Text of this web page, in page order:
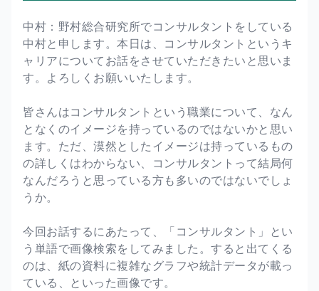
中村：野村総合研究所でコンサルタントをしている
中村と申します。本日は、コンサルタントというキ
ャリアについてお話をさせていただきたいと思いま
す。よろしくお願いいたします。
皆さんはコンサルタントという職業について、なん
となくのイメージを持っているのではないかと思い
ます。ただ、漠然としたイメージは持っているもの
の詳しくはわからない、コンサルタントって結局何
なんだろうと思っている方も多いのではないでしょ
うか。
今回お話するにあたって、「コンサルタント」とい
う単語で画像検索をしてみました。すると出てくる
のは、紙の資料に複雑なグラフや統計データが載っ
ている、といった画像です。